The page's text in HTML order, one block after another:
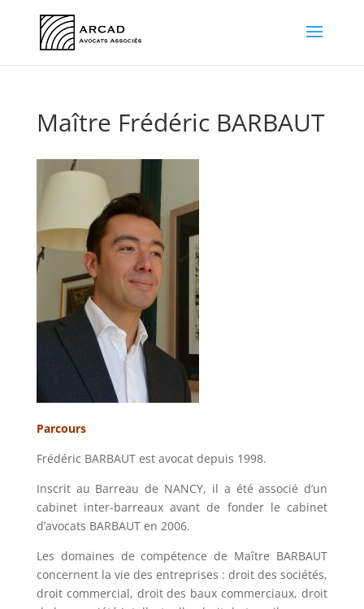
Maître Frédéric BARBAUT
Parcours
Frédéric BARBAUT est avocat depuis 1998.
Inscrit au Barreau de NANCY, il a été associé d’un
cabinet inter-barreaux avant de fonder le cabinet
d’avocats BARBAUT en 2006.
Les domaines de compétence de Maître BARBAUT
concernent la vie des entreprises : droit des sociétés,
droit commercial, droit des baux commerciaux, droit